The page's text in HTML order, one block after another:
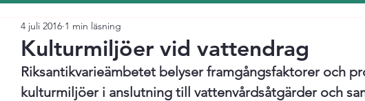
Kulturmiljöer vid vattendrag
4 juli 2016 1 min läsning
Riksantikvarieämbetet belyser framgångsfaktorer och
kulturmiljöer i anslutning till vattenvårdsåtgärder och